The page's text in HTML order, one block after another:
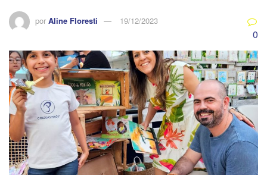
por Aline Floresti 19/12/2023
0